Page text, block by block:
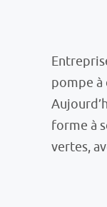
pompe à
forme à
vertes,